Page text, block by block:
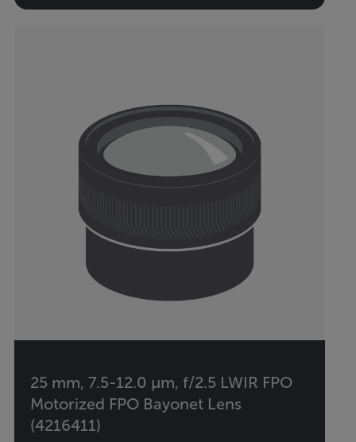
25 mm, 7.5-12.0 µm, f/2.5 LWIR FPO
Motorized FPO Bayonet Lens
(4216411)